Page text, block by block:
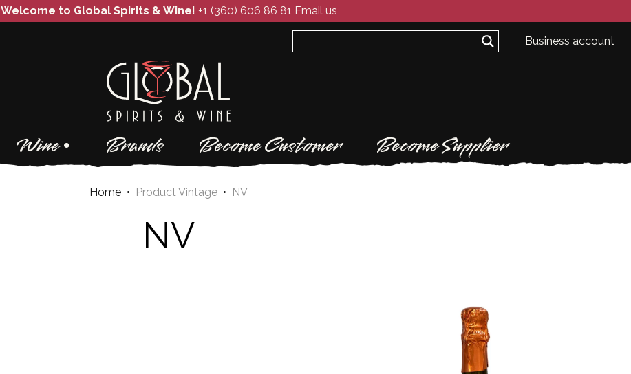
Welcome to Global Spirits & Wine! +1 (360) 606 86 81 Email us
Business account
Wine Brands Become Customer Become Supplier
Home • Product Vintage • NV
NV